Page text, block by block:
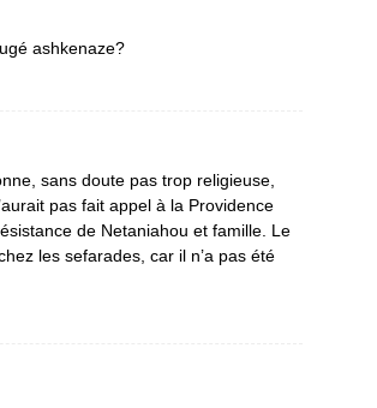
ashkenaze?
sans doute pas trop religieuse,
pas fait appel à la Providence
de Netaniahou et famille. Le
les sefarades, car il n’a pas été